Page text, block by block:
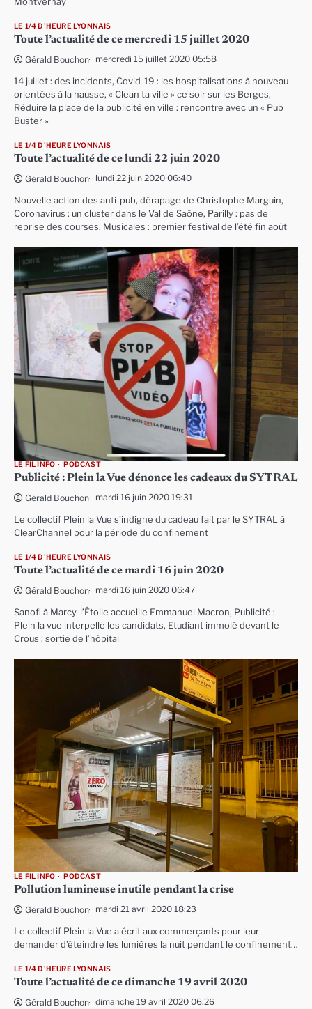
LE 1/4 D'HEURE LYONNAIS
Toute l’actualité de ce mercredi 15 juillet 2020
Gérald Bouchon mercredi 15 juillet 2020 05:58
14 juillet : des incidents, Covid-19 : les hospitalisations à nouveau
orientées à la hausse, « Clean ta ville » ce soir sur les Berges,
Réduire la place de la publicité en ville : rencontre avec un « Pub
Buster »
LE 1/4 D'HEURE LYONNAIS
Toute l’actualité de ce lundi 22 juin 2020
Gérald Bouchon lundi 22 juin 2020 06:40
Nouvelle action des anti-pub, dérapage de Christophe Marguin,
Coronavirus : un cluster dans le Val de Saône, Parilly : pas de
reprise des courses, Musicales : premier festival de l’été fin août
LE FIL INFO PODCAST
Publicité : Plein la Vue dénonce les cadeaux du SYTRAL
Gérald Bouchon mardi 16 juin 2020 19:31
Le collectif Plein la Vue s’indigne du cadeau fait par le SYTRAL à
ClearChannel pour la période du confinement
LE 1/4 D'HEURE LYONNAIS
Toute l’actualité de ce mardi 16 juin 2020
Gérald Bouchon mardi 16 juin 2020 06:47
Sanofi à Marcy-l’Étoile accueille Emmanuel Macron, Publicité :
Plein la vue interpelle les candidats, Etudiant immolé devant le
Crous : sortie de l’hôpital
LE FIL INFO PODCAST
Pollution lumineuse inutile pendant la crise
Gérald Bouchon mardi 21 avril 2020 18:23
Le collectif Plein la Vue a écrit aux commerçants pour leur
demander d’éteindre les lumières la nuit pendant le confinement…
LE 1/4 D'HEURE LYONNAIS
Toute l’actualité de ce dimanche 19 avril 2020
Gérald Bouchon dimanche 19 avril 2020 06:26